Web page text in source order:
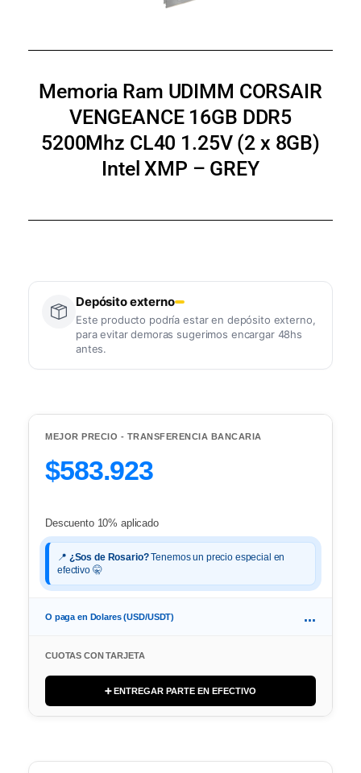
Memoria Ram UDIMM CORSAIR
VENGEANCE 16GB DDR5
5200Mhz CL40 1.25V (2 x 8GB)
Intel XMP – GREY
Depósito externo
Este producto podría estar en depósito externo,
para evitar demoras sugerimos encargar 48hs
antes.
MEJOR PRECIO - TRANSFERENCIA BANCARIA
$583.923
Descuento 10% aplicado
📍 ¿Sos de Rosario?Tenemos un precio especial en
efectivo 🤫
O paga en Dolares (USD/USDT) ...
CUOTAS CON TARJETA
➕ ENTREGAR PARTE EN EFECTIVO